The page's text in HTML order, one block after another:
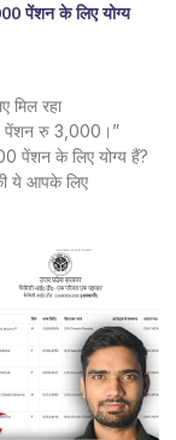
पेंशन के लिए योग्य
रहा
पेंशन रु 3,000।”
पेंशन के लिए योग्य हैं?
ये आपके लिए